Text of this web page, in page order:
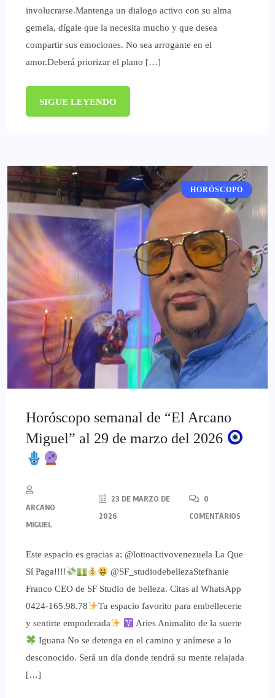
involucrarse.Mantenga un dialogo activo con su alma
gemela, dígale que la necesita mucho y que desea
compartir sus emociones. No sea arrogante en el
amor.Deberá priorizar el plano […]
SIGUE LEYENDO
HORÓSCOPO
Horóscopo semanal de “El Arcano
Miguel” al 29 de marzo del 2026
ARCANO
MIGUEL
23 DE MARZO DE
2026
0
COMENTARIOS
Este espacio es gracias a: @lottoactivovenezuela La Que
Sí Paga!!!!
@SF_studiodebellezaStefhanie
Franco CEO de SF Studio de belleza. Citas al WhatsApp
0424-165.98.78
Tu espacio favorito para embellecerte
y sentirte empoderada
Aries Animalito de la suerte
Iguana No se detenga en el camino y anímese a lo
desconocido. Será un día donde tendrá su mente relajada
[…]